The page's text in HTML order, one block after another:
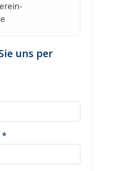
uns per
*